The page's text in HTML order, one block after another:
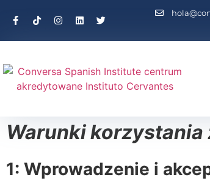
Warunki korzystania
1: Wprowadzenie i